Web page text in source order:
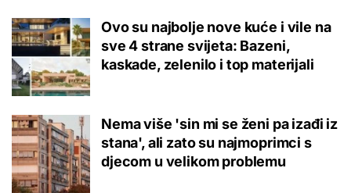
Ovo su najbolje nove kuće i vile na
sve 4 strane svijeta: Bazeni,
kaskade, zelenilo i top materijali
Nema više 'sin mi se ženi pa izađi iz
stana', ali zato su najmoprimci s
djecom u velikom problemu